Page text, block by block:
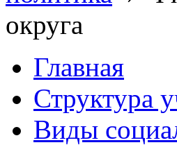
округа
Главная
Структура
Виды